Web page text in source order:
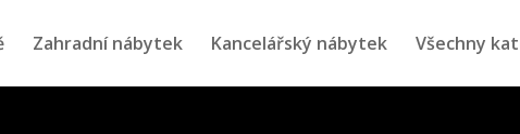
Zahradní nábytek Kancelářský nábytek Všechny